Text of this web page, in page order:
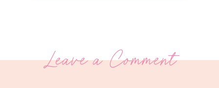
Leave a Comment